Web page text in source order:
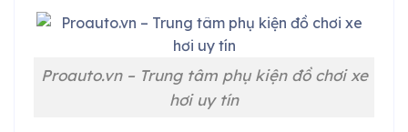
Proauto.vn – Trung tâm phụ kiện đồ chơi xe
hơi uy tín